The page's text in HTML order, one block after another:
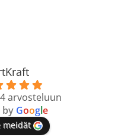
arvosteluun
by Google
meidät